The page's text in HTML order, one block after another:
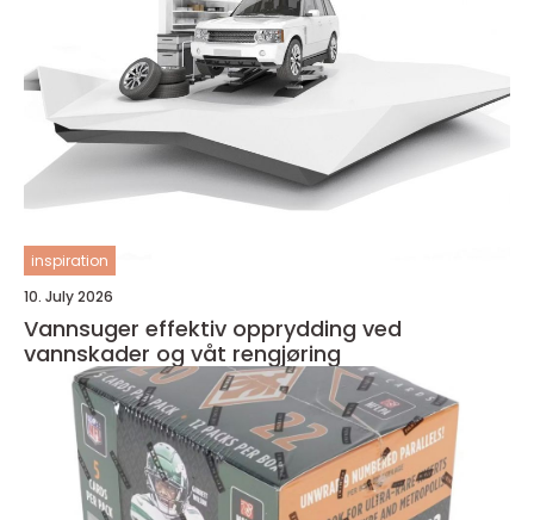
inspiration
10. July 2026
Vannsuger effektiv opprydding ved
vannskader og våt rengjøring